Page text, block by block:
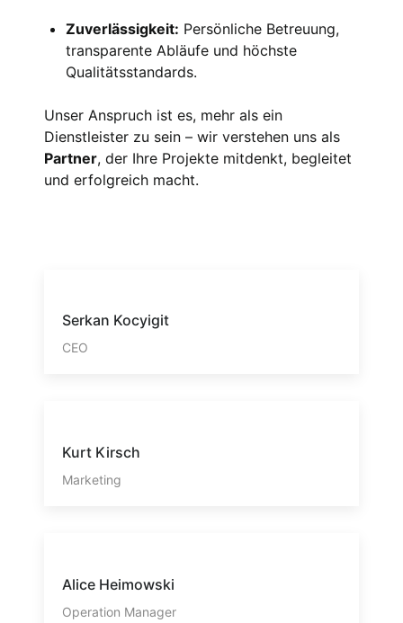
Zuverlässigkeit: Persönliche Betreuung,
transparente Abläufe und höchste
Qualitätsstandards.
Unser Anspruch ist es, mehr als ein
Dienstleister zu sein – wir verstehen uns als
Partner, der Ihre Projekte mitdenkt, begleitet
und erfolgreich macht.
Serkan Kocyigit
CEO
Kurt Kirsch
Marketing
Alice Heimowski
Operation Manager